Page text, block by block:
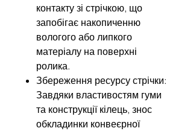
контакту зі стрічкою, що
запобігає накопиченню
вологого або липкого
матеріалу на поверхні
ролика.
Збереження ресурсу стрічки:
Завдяки властивостям гуми
та конструкції кілець, знос
обкладинки конвеєрної